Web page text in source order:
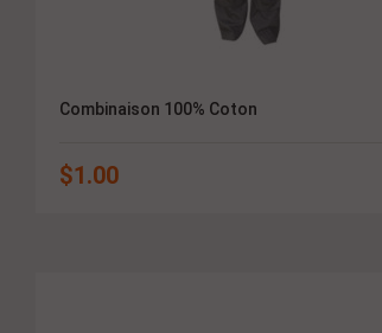
Combinaison 100% Coton
$1.00